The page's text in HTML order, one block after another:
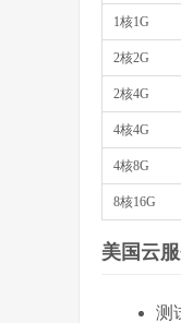
1核1G
2核2G
2核4G
4核4G
4核8G
8核16G
美国云
测